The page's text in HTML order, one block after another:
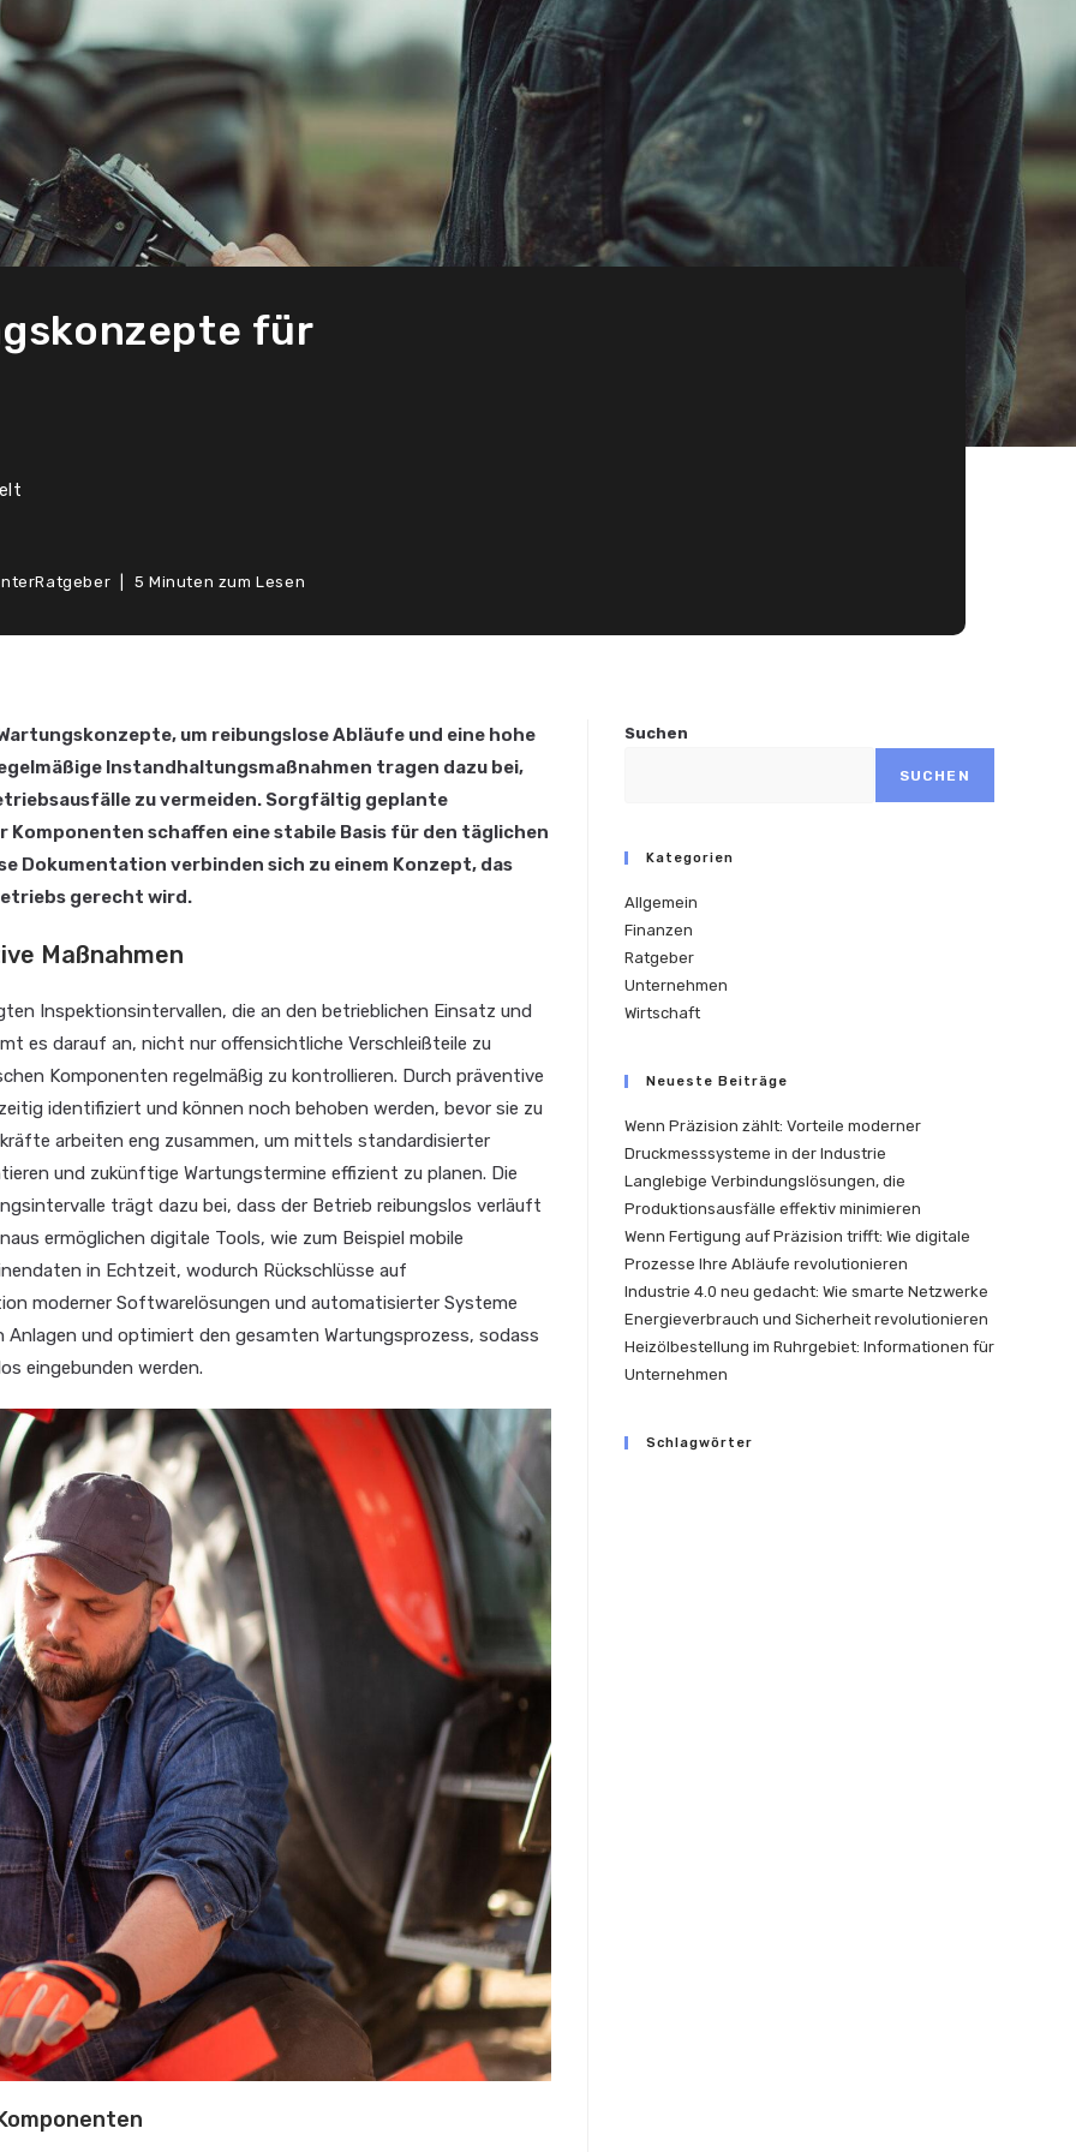
für
Ratgeber 5 Minuten zum Lesen
um reibungslose Abläufe und eine hohe
Instandhaltungsmaßnahmen tragen dazu bei,
zu vermeiden. Sorgfältig geplante
schaffen eine stabile Basis für den täglichen
Dokumentation verbinden sich zu einem Konzept, das
gerecht wird.
Maßnahmen
Inspektionsintervallen, die an den betrieblichen Einsatz und
es darauf an, nicht nur offensichtliche Verschleißteile zu
Komponenten regelmäßig zu kontrollieren. Durch präventive
identifiziert und können noch behoben werden, bevor sie zu
arbeiten eng zusammen, um mittels standardisierter
und zukünftige Wartungstermine effizient zu planen. Die
trägt dazu bei, dass der Betrieb reibungslos verläuft
ermöglichen digitale Tools, wie zum Beispiel mobile
in Echtzeit, wodurch Rückschlüsse auf
moderner Softwarelösungen und automatisierter Systeme
und optimiert den gesamten Wartungsprozess, sodass
eingebunden werden.
Suchen
SUCHEN
Kategorien
Allgemein
Finanzen
Ratgeber
Unternehmen
Wirtschaft
Neueste Beiträge
Wenn Präzision zählt: Vorteile moderner
Druckmesssysteme in der Industrie
Langlebige Verbindungslösungen, die
Produktionsausfälle effektiv minimieren
Wenn Fertigung auf Präzision trifft: Wie digitale
Prozesse Ihre Abläufe revolutionieren
Industrie 4.0 neu gedacht: Wie smarte Netzwerke
Energieverbrauch und Sicherheit revolutionieren
Heizölbestellung im Ruhrgebiet: Informationen für
Unternehmen
Schlagwörter